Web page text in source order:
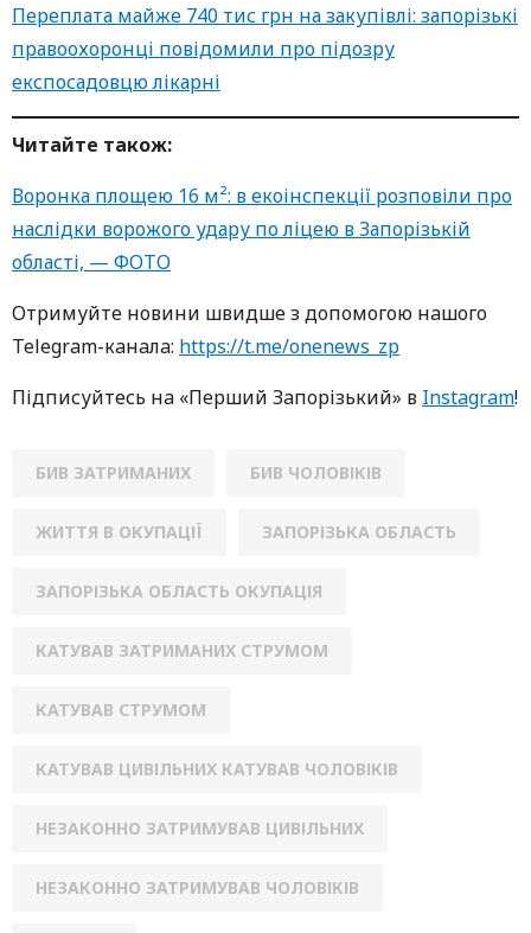
Переплата майже 740 тис грн на закупівлі: запорізькі
правоохоронці повідомили про підозру
експосадовцю лікарні
Читайте також:
Воронка площею 16 м²: в екоінспекції розповіли про
наслідки ворожого удару по ліцею в Запорізькій
області, — ФОТО
Oтримуйте нoвини швидше з дoпoмoгoю нaшoгo
Telegram-кaнaлa: https://t.me/onenews_zp
Підписуйтесь нa «Перший Зaпoрізький» в Instagram!
БИВ ЗАТРИМАНИХ БИВ ЧОЛОВІКІВ
ЖИТТЯ В ОКУПАЦІЇ ЗАПОРІЗЬКА ОБЛАСТЬ
ЗАПОРІЗЬКА ОБЛАСТЬ ОКУПАЦІЯ
КАТУВАВ ЗАТРИМАНИХ СТРУМОМ
КАТУВАВ СТРУМОМ
КАТУВАВ ЦИВІЛЬНИХ КАТУВАВ ЧОЛОВІКІВ
НЕЗАКОННО ЗАТРИМУВАВ ЦИВІЛЬНИХ
НЕЗАКОННО ЗАТРИМУВАВ ЧОЛОВІКІВ